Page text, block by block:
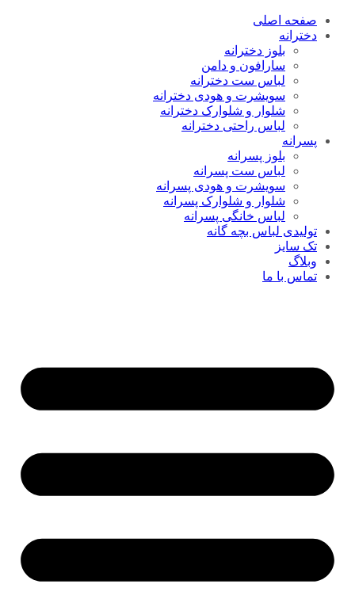
صفحه اصلی
دخترانه
بلوز دخترانه
سارافون و دامن
لباس ست دخترانه
سویشرت و هودی دخترانه
شلوار و شلوارک دخترانه
لباس راحتی دخترانه
پسرانه
بلوز پسرانه
لباس ست پسرانه
سویشرت و هودی پسرانه
شلوار و شلوارک پسرانه
لباس خانگی پسرانه
تولیدی لباس بچه گانه
تک سایز
وبلاگ
تماس با ما